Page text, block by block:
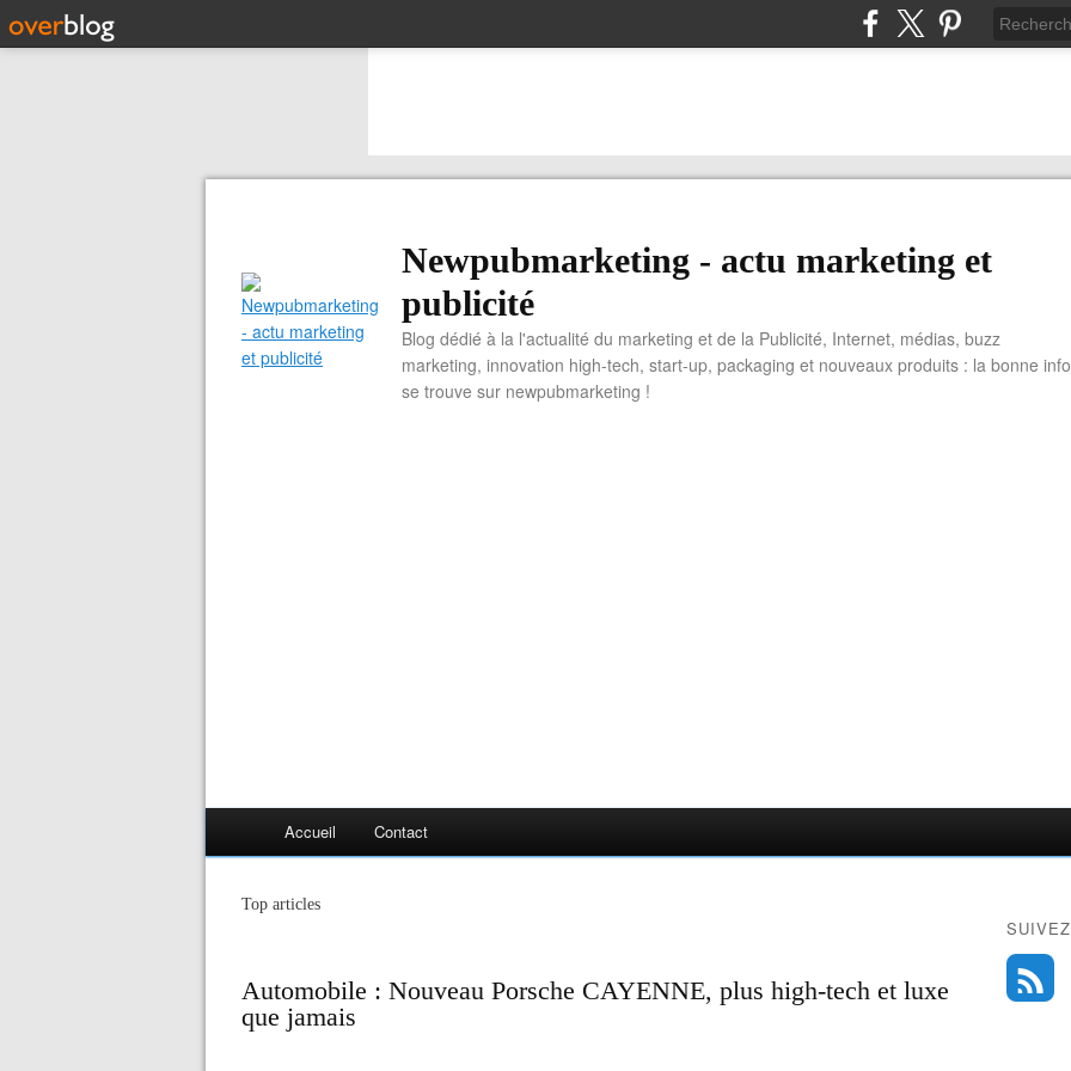
Newpubmarketing - actu marketing et
publicité
Blog dédié à la l'actualité du marketing et de la Publicité, Internet, médias, buzz
marketing, innovation high-tech, start-up, packaging et nouveaux produits : la bonne info
se trouve sur newpubmarketing !
Accueil Contact
Top articles
Automobile : Nouveau Porsche CAYENNE, plus high-tech et luxe
que jamais